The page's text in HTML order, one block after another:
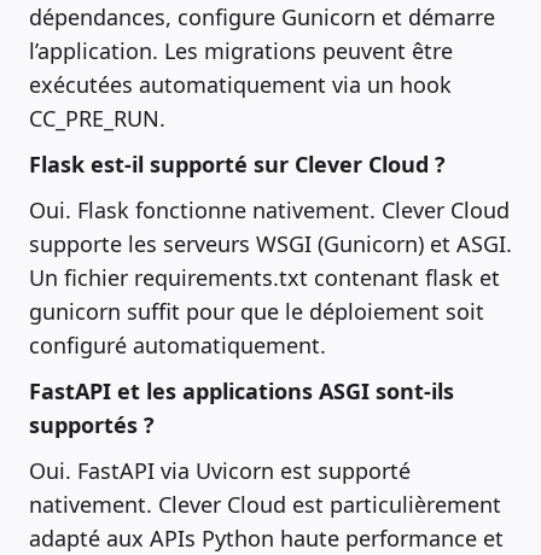
dépendances, configure Gunicorn et démarre
l’application. Les migrations peuvent être
exécutées automatiquement via un hook
CC_PRE_RUN.
Flask est-il supporté sur Clever Cloud ?
Oui. Flask fonctionne nativement. Clever Cloud
supporte les serveurs WSGI (Gunicorn) et ASGI.
Un fichier requirements.txt contenant flask et
gunicorn suffit pour que le déploiement soit
configuré automatiquement.
FastAPI et les applications ASGI sont-ils
supportés ?
Oui. FastAPI via Uvicorn est supporté
nativement. Clever Cloud est particulièrement
adapté aux APIs Python haute performance et